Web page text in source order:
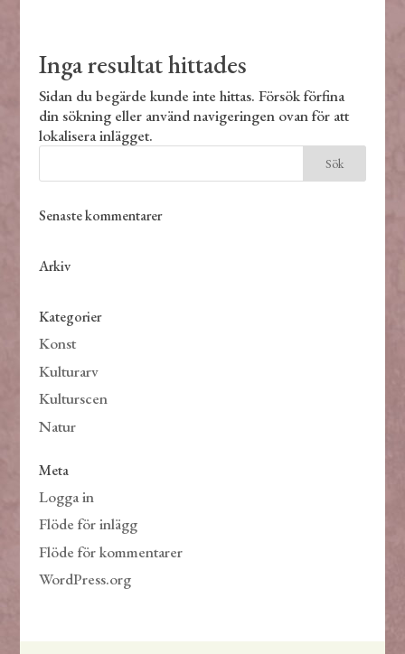
Inga resultat hittades
Sidan du begärde kunde inte hittas. Försök förfina
din sökning eller använd navigeringen ovan för att
lokalisera inlägget.
Senaste kommentarer
Arkiv
Kategorier
Konst
Kulturarv
Kulturscen
Natur
Meta
Logga in
Flöde för inlägg
Flöde för kommentarer
WordPress.org